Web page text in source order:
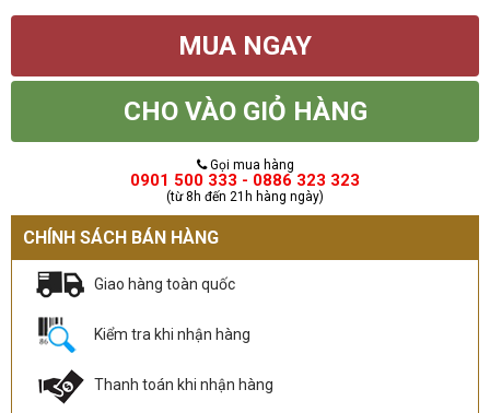
MUA NGAY
CHO VÀO GIỎ HÀNG
Gọi mua hàng
0901 500 333 - 0886 323 323
(từ 8h đến 21h hàng ngày)
CHÍNH SÁCH BÁN HÀNG
Giao hàng toàn quốc
Kiểm tra khi nhận hàng
Thanh toán khi nhận hàng